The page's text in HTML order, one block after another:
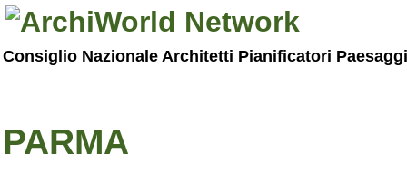
Consiglio Nazionale Architetti Pianificatori
PARMA